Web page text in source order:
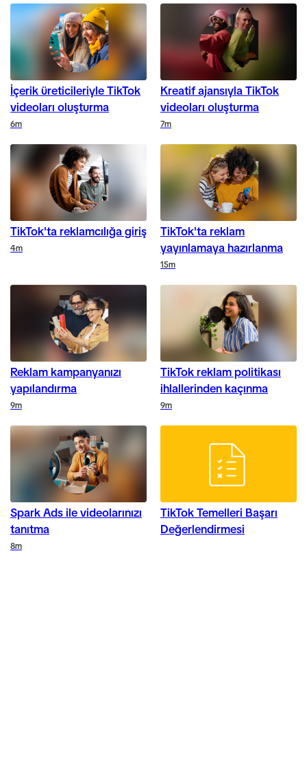
İçerik üreticileriyle TikTok
videoları oluşturma
Duration
6m
Kreatif ajansıyla TikTok
videoları oluşturma
Duration 7m
TikTok'ta reklamcılığa giriş
Duration
4m
TikTok'ta reklam
yayınlamaya hazırlanma
15m
Reklam kampanyanızı
yapılandırma
Duration
9m
TikTok reklam politikası
ihlallerinden kaçınma
Duration 9m
Spark Ads ile videolarınızı
tanıtma
Duration
8m
TikTok Temelleri Başarı
Değerlendirmesi